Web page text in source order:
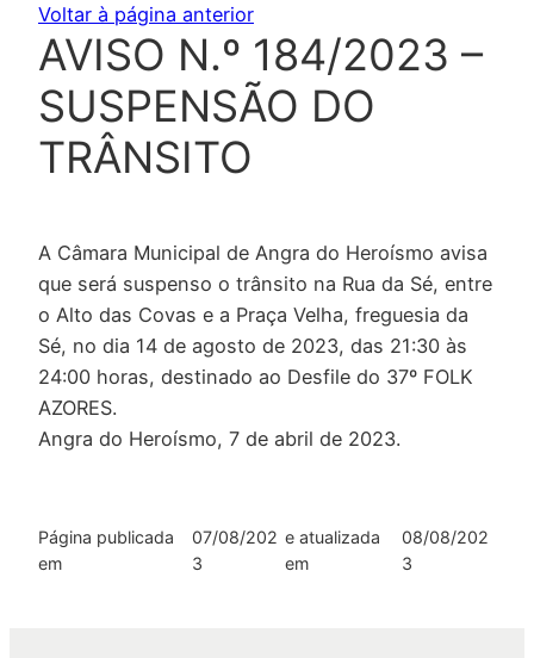
Voltar à página anterior
AVISO N.º 184/2023 –
SUSPENSÃO DO
TRÂNSITO
A Câmara Municipal de Angra do Heroísmo avisa
que será suspenso o trânsito na Rua da Sé, entre
o Alto das Covas e a Praça Velha, freguesia da
Sé, no dia 14 de agosto de 2023, das 21:30 às
24:00 horas, destinado ao Desfile do 37º FOLK
AZORES.
Angra do Heroísmo, 7 de abril de 2023.
Página publicada
em
07/08/202
3
e atualizada
em
08/08/202
3